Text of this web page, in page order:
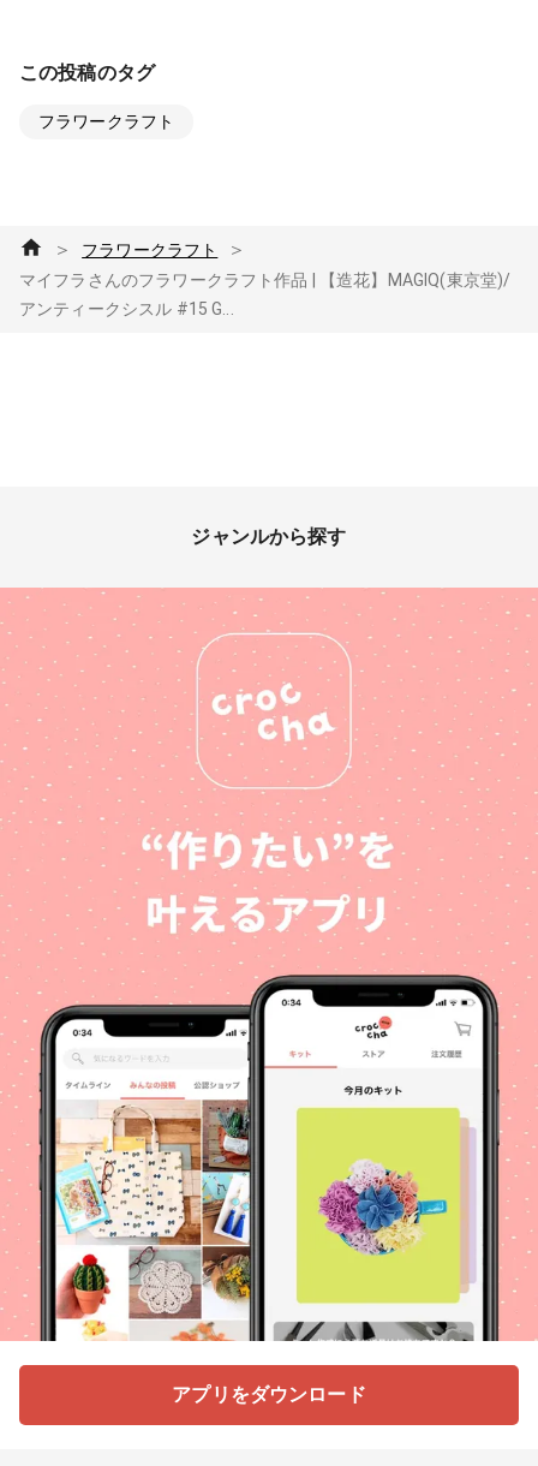
この投稿のタグ
フラワークラフト
＞ フラワークラフト ＞
マイフラさんのフラワークラフト作品 | 【造花】MAGIQ(東京堂)/
アンティークシスル #15 G...
ジャンルから探す
アプリをダウンロード